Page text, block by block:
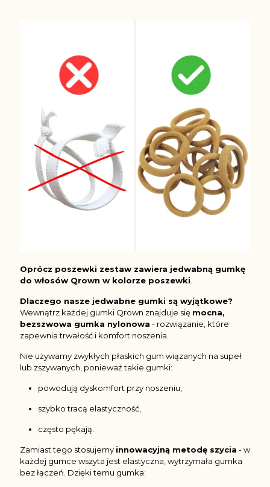
Oprócz poszewki zestaw zawiera jedwabną gumkę
do włosów Qrown w kolorze poszewki.
Dlaczego nasze jedwabne gumki są wyjątkowe?
Wewnątrz każdej gumki Qrown znajduje się mocna,
bezszwowa gumka nylonowa - rozwiązanie, które
zapewnia trwałość i komfort noszenia.
Nie używamy zwykłych płaskich gum wiązanych na supeł
lub zszywanych, ponieważ takie gumki:
powodują dyskomfort przy noszeniu,
szybko tracą elastyczność,
często pękają.
Zamiast tego stosujemy innowacyjną metodę szycia - w
każdej gumce wszyta jest elastyczna, wytrzymała gumka
bez łączeń. Dzięki temu gumka: